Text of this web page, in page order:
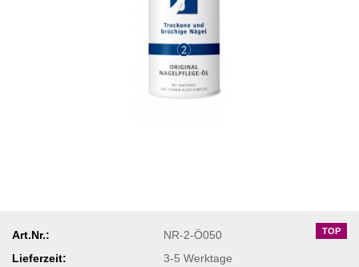
TOP
Art.Nr.:
NR-2-Ö050
Lieferzeit:
3-5 Werktage